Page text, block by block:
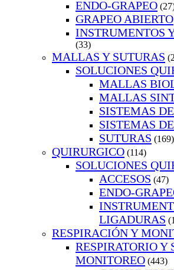
ENDO-GRAPEO
GRAPEO ABIERTO
INSTRUMENTOS
(33)
MALLAS Y SUTURAS
SOLUCIONES
MALLAS
MALLAS
SISTEMAS
SISTEMAS
SUTURAS (169)
QUIRURGICO (114)
SOLUCIONES
ACCESOS (47)
ENDO-
LIGADURAS
RESPIRACIÓN Y
RESPIRATORIO Y
MONITOREO (443)